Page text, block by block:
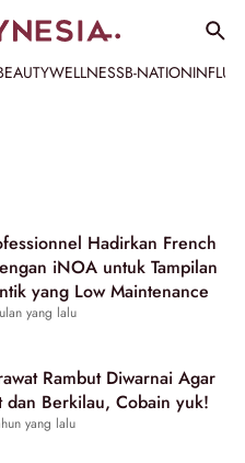
WELLNESSB-NATION
Hadirkan French
iNOA untuk Tampilan
yang Low Maintenance
yang lalu
Rambut Diwarnai Agar
dan Berkilau, Cobain yuk!
yang lalu